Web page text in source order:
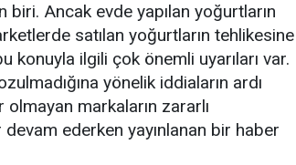
Ancak evde yapılan yoğurtların
satılan yoğurtların tehlikesine
konuyla ilgili çok önemli uyarıları var.
yönelik iddiaların ardı
markaların zararlı
ederken yayınlanan bir haber